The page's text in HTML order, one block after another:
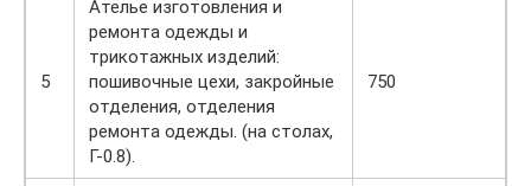
5
Ателье изготовления и
ремонта одежды и
трикотажных изделий:
пошивочные цехи, закройные
отделения, отделения
ремонта одежды. (на столах,
Г-0.8).
750